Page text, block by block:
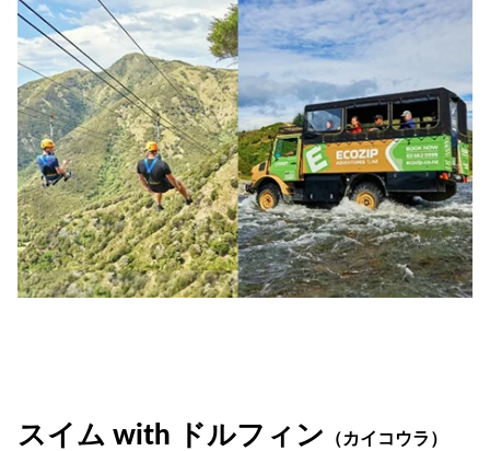
スイム with ドルフィン （カイコウラ）